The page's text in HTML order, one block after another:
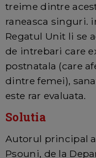
treime dintre
raneasca singuri.
Regatul Unit li se
de intrebari care
postnatala (care
dintre femei),
este rar evaluata.
Solutia
Autorul principal
Psouni, de la